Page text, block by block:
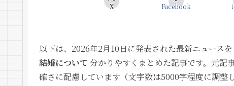
X Facebook
以下は、2026年2月10日に発表された最新ニュース
結婚について 分かりやすくまとめた記事です。元記
確さに配慮しています（文字数は5000字程度に調整